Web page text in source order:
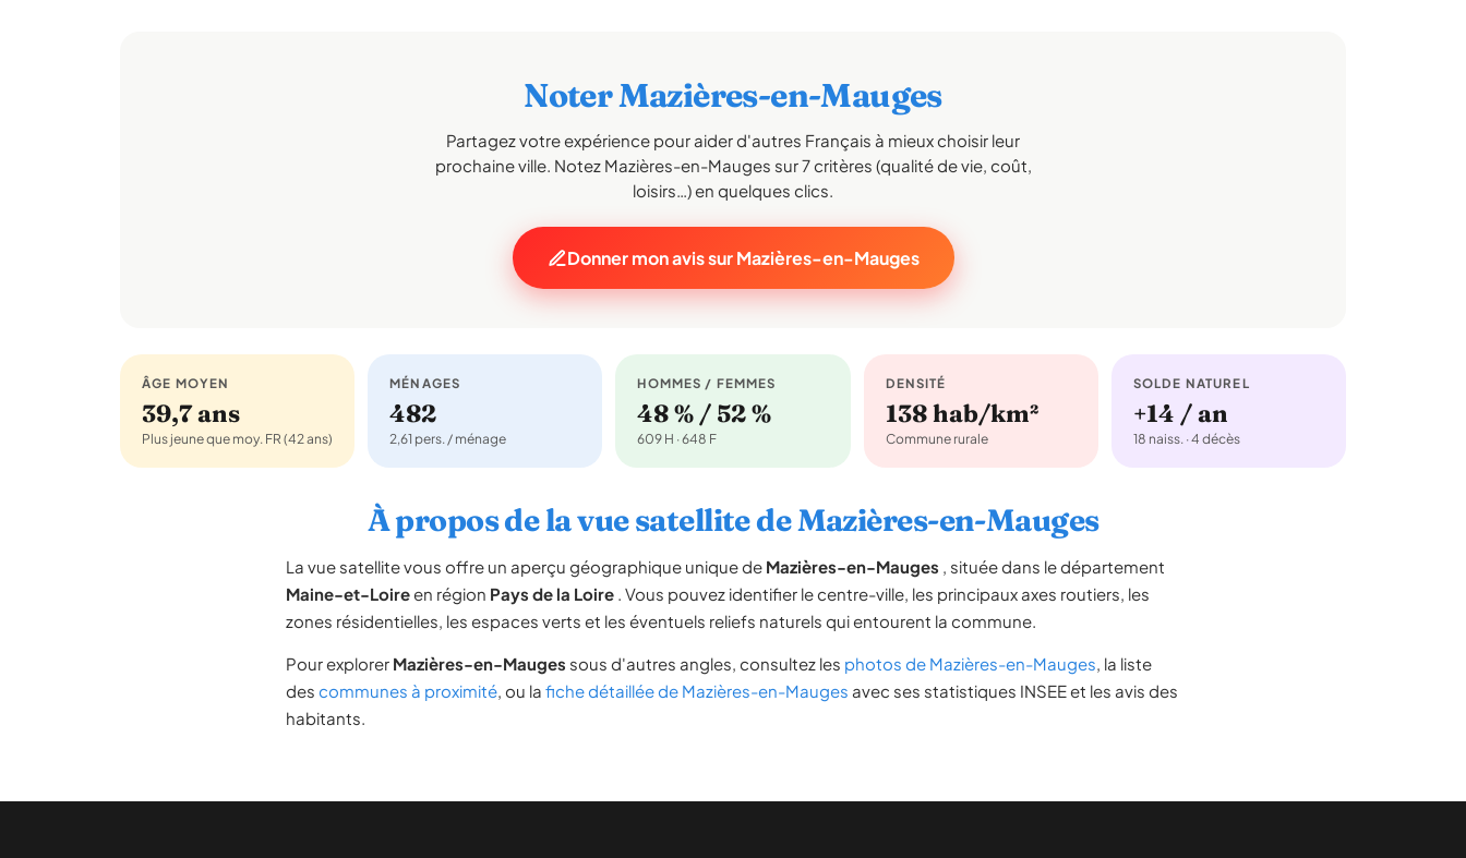
Noter Mazières-en-Mauges
Partagez votre expérience pour aider d'autres Français à mieux choisir leur
prochaine ville. Notez Mazières-en-Mauges sur 7 critères (qualité de vie, coût,
loisirs…) en quelques clics.
Donner mon avis sur Mazières-en-Mauges
ÂGE MOYEN
39,7 ans
Plus jeune que moy. FR (42 ans)
MÉNAGES
482
2,61 pers. / ménage
HOMMES / FEMMES
48 % / 52 %
609 H · 648 F
DENSITÉ
138 hab/km²
Commune rurale
SOLDE NATUREL
+14 / an
18 naiss. · 4 décès
À propos de la vue satellite de Mazières-en-Mauges
La vue satellite vous offre un aperçu géographique unique de Mazières-en-Mauges , située dans le département
Maine-et-Loireen région Pays de la Loire . Vous pouvez identifier le centre-ville, les principaux axes routiers, les
zones résidentielles, les espaces verts et les éventuels reliefs naturels qui entourent la commune.
Pour explorer Mazières-en-Mauges sous d'autres angles, consultez les photos de Mazières-en-Mauges, la liste
des communes à proximité, ou la fiche détaillée de Mazières-en-Mauges avec ses statistiques INSEE et les avis des
habitants.